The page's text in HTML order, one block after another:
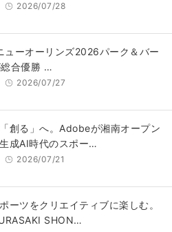
2026/07/28
ューオーリンズ2026パーク＆バー
総合優勝 …
2026/07/27
「創る」へ。Adobeが湘南オープン
成AI時代のスポー…
2026/07/21
ーツをクリエイティブに楽しむ。
SHON…